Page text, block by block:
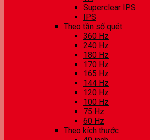
Superclear IPS
IPS
Theo tần số quét
360 Hz
240 Hz
180 Hz
170 Hz
165 Hz
144 Hz
120 Hz
100 Hz
75 Hz
60 Hz
Theo kích thước